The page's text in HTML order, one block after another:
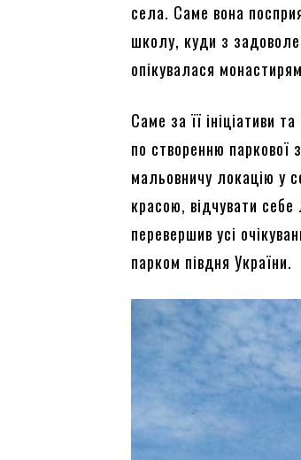
села. Саме вона
школу, куди з
опікувалася
Саме за її ініціативи
по створенню паркової
мальовничу локацію у
красою, відчувати
перевершив усі
парком півдня України.